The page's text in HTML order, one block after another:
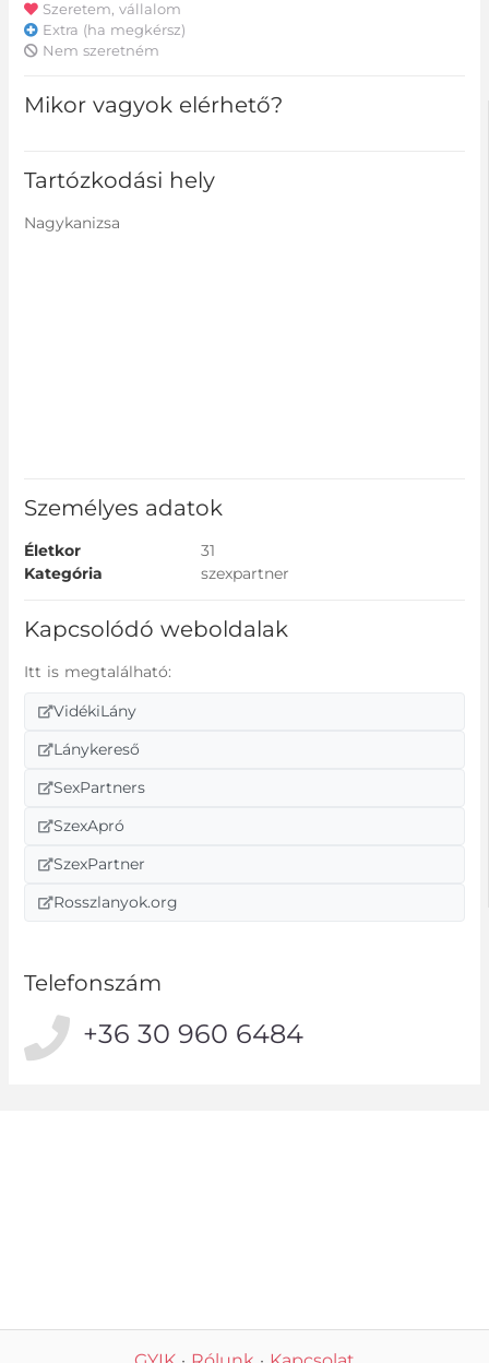
Szeretem, vállalom
Extra (ha megkérsz)
Nem szeretném
Mikor vagyok elérhető?
Tartózkodási hely
Nagykanizsa
Személyes adatok
Életkor
31
Kategória
szexpartner
Kapcsolódó weboldalak
Itt is megtalálható:
VidékiLány
Lánykereső
SexPartners
SzexApró
SzexPartner
Rosszlanyok.org
Telefonszám
+36 30 960 6484